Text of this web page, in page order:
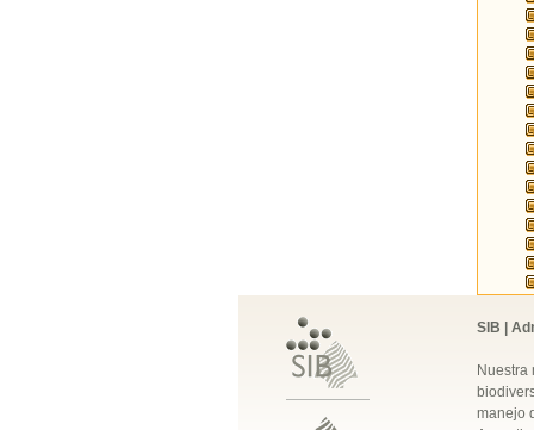
SIB |
Nuestra
manejo